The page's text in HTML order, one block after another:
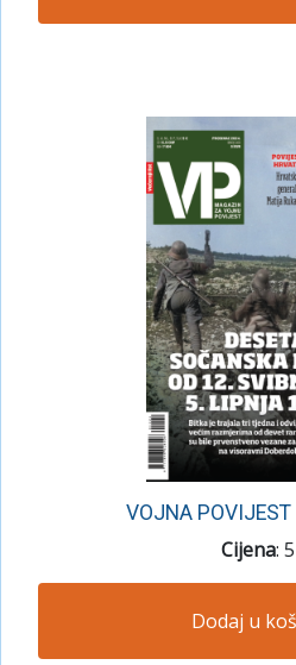
VOJNA
Cijena:
Dodaj u